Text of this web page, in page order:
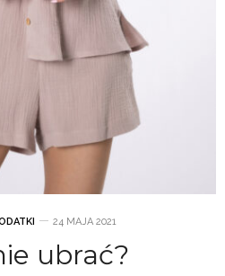
24 MAJA 2021
ubrać?